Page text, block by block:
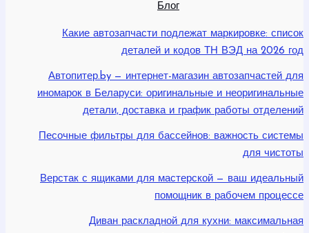
Блог
Какие автозапчасти подлежат маркировке: список
деталей и кодов ТН ВЭД на 2026 год
Автопитер.by — интернет-магазин автозапчастей для
иномарок в Беларуси: оригинальные и неоригинальные
детали, доставка и график работы отделений
Песочные фильтры для бассейнов: важность системы
для чистоты
Верстак с ящиками для мастерской — ваш идеальный
помощник в рабочем процессе
Диван раскладной для кухни: максимальная